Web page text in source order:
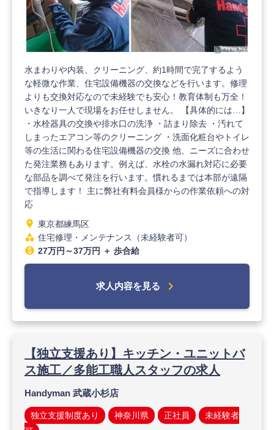
水まわりや内装、クリーニング、約1時間で完了するよう
な軽微な作業、住宅設備機器の交換などを行います。修理
よりも交換対応なので未経験でも安心！教育体制も万全！
いきなり一人で現場をお任せしません。 【具体的には…】
・水栓器具の交換や排水口の洗浄 ・詰まり除去 ・汚れて
しまったエアコン等のクリーニング ・洗面化粧台やトイレ
等の生活に関わる住宅設備機器の交換 他、ニーズに合わせ
た発注業務もあります。例えば、水栓の水漏れ対応に必要
な部品を調べて発注を行います。慣れるまでは本部が遠隔
で指導します！ 主に弊社有料会員様からの作業依頼への対
応
location_on 東京都練馬区
category 住宅修理・メンテナンス（未経験者可）
monetization_on 27万円～37万円 ＋ 歩合給
求人内容を見る chevron_right
【独立支援あり】キッチン・ユニットバ
ス施工／多能工職人スタッフの求人
Handyman 武蔵小杉店
独立支援制度あり 神奈川県 正社員
未経験者